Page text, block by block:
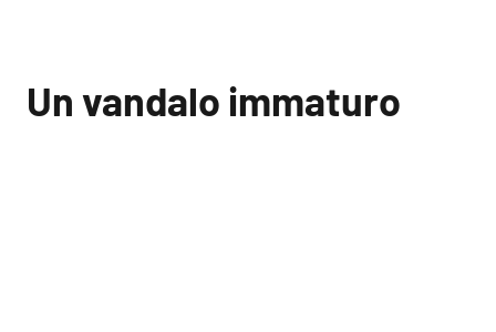
Un vandalo immaturo